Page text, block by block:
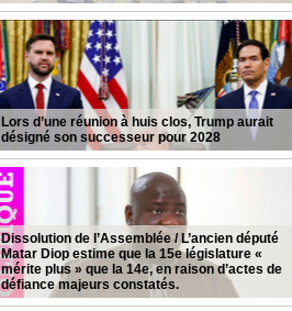
Lors d’une réunion à huis clos, Trump aurait
désigné son successeur pour 2028
Dissolution de l’Assemblée / L’ancien député
Matar Diop estime que la 15e législature «
mérite plus » que la 14e, en raison d’actes de
défiance majeurs constatés.